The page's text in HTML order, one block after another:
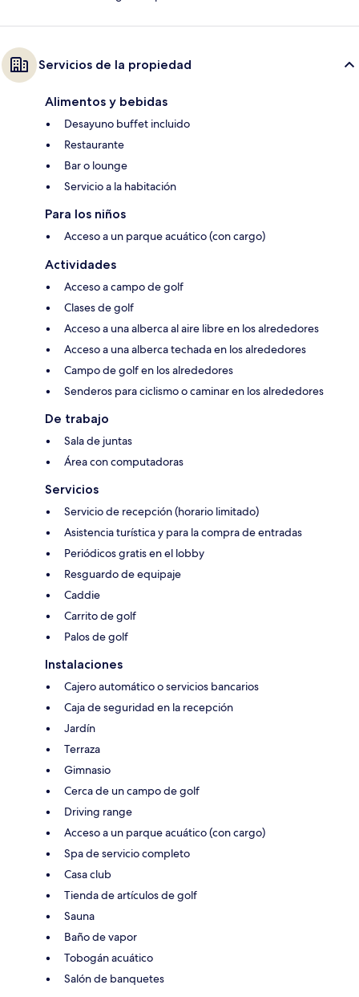
Servicios de la propiedad
Alimentos y bebidas
Desayuno buffet incluido
Restaurante
Bar o lounge
Servicio a la habitación
Para los niños
Acceso a un parque acuático (con cargo)
Actividades
Acceso a campo de golf
Clases de golf
Acceso a una alberca al aire libre en los alrededores
Acceso a una alberca techada en los alrededores
Campo de golf en los alrededores
Senderos para ciclismo o caminar en los alrededores
De trabajo
Sala de juntas
Área con computadoras
Servicios
Servicio de recepción (horario limitado)
Asistencia turística y para la compra de entradas
Periódicos gratis en el lobby
Resguardo de equipaje
Caddie
Carrito de golf
Palos de golf
Instalaciones
Cajero automático o servicios bancarios
Caja de seguridad en la recepción
Jardín
Terraza
Gimnasio
Cerca de un campo de golf
Driving range
Acceso a un parque acuático (con cargo)
Spa de servicio completo
Casa club
Tienda de artículos de golf
Sauna
Baño de vapor
Tobogán acuático
Salón de banquetes